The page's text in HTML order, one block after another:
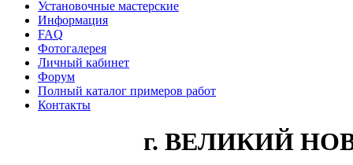
Установочные мастерские
Информация
FAQ
Фотогалерея
Личный кабинет
Форум
Полный каталог примеров работ
Контакты
г. ВЕЛИКИЙ